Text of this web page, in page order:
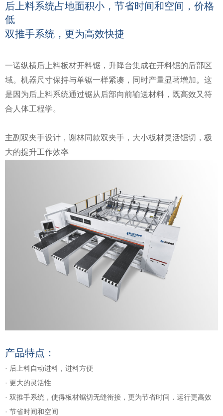
后上料系统占地面积小，节省时间和空间，价格
低
双推手系统，更为高效快捷
一诺纵横后上料板材开料锯，升降台集成在开料锯的后部区
域。机器尺寸保持与单锯一样紧凑，同时产量显著增加。这
是因为后上料系统通过锯从后部向前输送材料，既高效又符
合人体工程学。
主副双夹手设计，谢林同款双夹手，大小板材灵活锯切，极
大的提升工作效率
产品特点：
· 后上料自动进料，进料方便
· 更大的灵活性
· 双推手系统，使得板材锯切无缝衔接，更为节省时间，运行更高效
· 节省时间和空间